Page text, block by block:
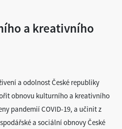
a kreativního
a odolnost České republiky
obnovu kulturního a kreativního
pandemií COVID-19, a učinit z
a sociální obnovy České